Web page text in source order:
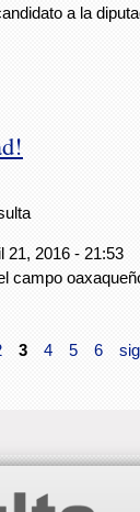
a la
21, 2016 - 21:53
campo
3 4 5 6